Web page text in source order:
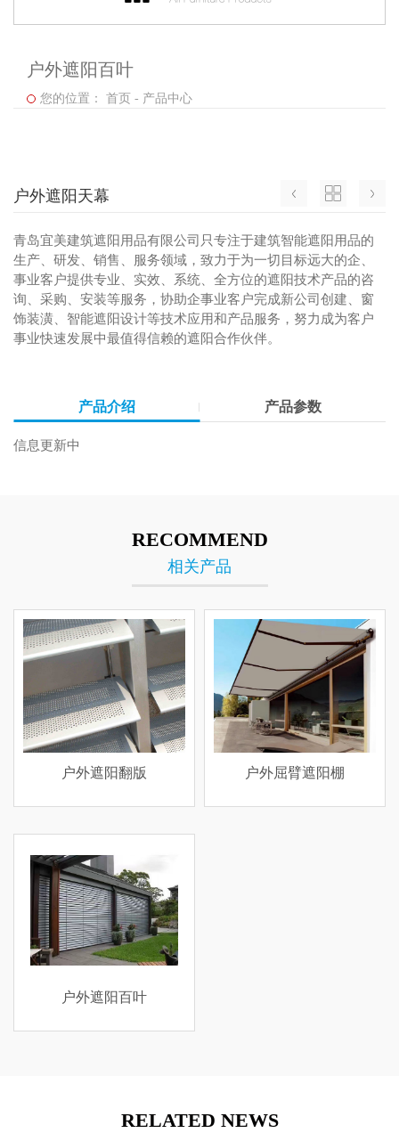
户外遮阳百叶
您的位置： 首页 - 产品中心
户外遮阳天幕
青岛宜美建筑遮阳用品有限公司只专注于建筑智能遮阳用品的
生产、研发、销售、服务领域，致力于为一切目标远大的企、
事业客户提供专业、实效、系统、全方位的遮阳技术产品的咨
询、采购、安装等服务，协助企事业客户完成新公司创建、窗
饰装潢、智能遮阳设计等技术应用和产品服务，努力成为客户
事业快速发展中最值得信赖的遮阳合作伙伴。
产品介绍 产品参数
信息更新中
RECOMMEND
相关产品
户外遮阳翻版
户外遮阳百叶
户外屈臂遮阳棚
RELATED NEWS